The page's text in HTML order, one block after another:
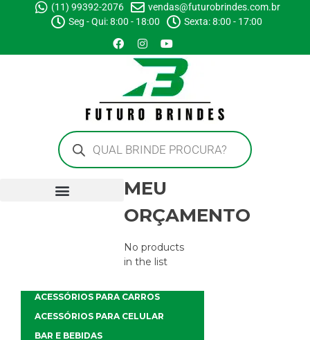
(11) 99392-2076
vendas@futurobrindes.com.br
Seg - Qui: 8:00 - 18:00
Sexta: 8:00 - 17:00
MEU
ORÇAMENTO
No products
in the list
ACESSÓRIOS PARA CARROS
ACESSÓRIOS PARA CELULAR
BAR E BEBIDAS